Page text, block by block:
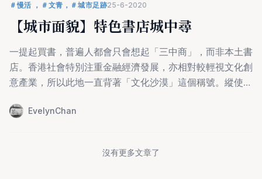
＃慢活 ，＃文青，＃城市足跡25-6-2020
【城市面貌】特色書店城中尋
一提起買書，普遍人都會只會想起「三中商」，而非本土書
店。香港社會特別注重金融經濟發展，亦相對較輕視文化創
意產業，所以此地一直背著「文化沙漠」這個稱號。縱使如
店，為香港的書店業增添生氣。另外，各間獨立書店均以不
EvelynChan
沒有更多文章了